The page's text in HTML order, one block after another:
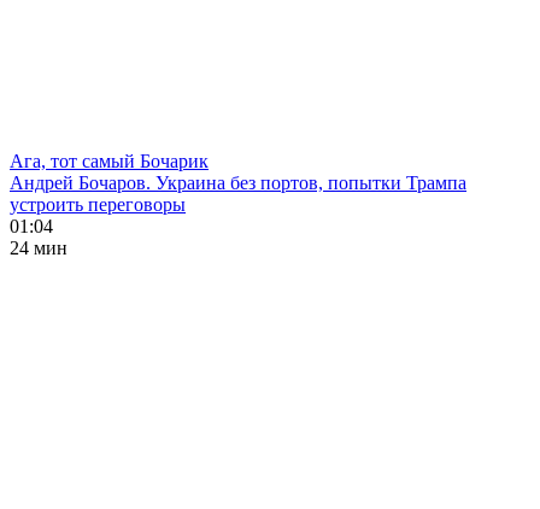
Ага, тот самый Бочарик
Андрей Бочаров. Украина без портов, попытки Трампа
устроить переговоры
01:04
24 мин